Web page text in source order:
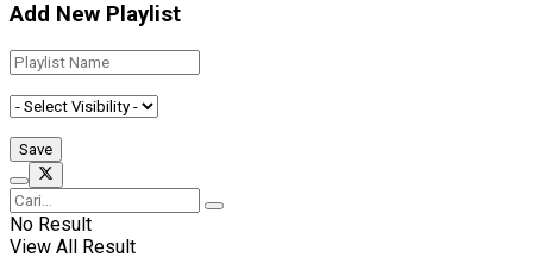
Add New Playlist
No Result
View All Result